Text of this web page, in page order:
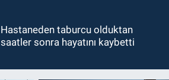
Hastaneden taburcu olduktan
saatler sonra hayatını kaybetti